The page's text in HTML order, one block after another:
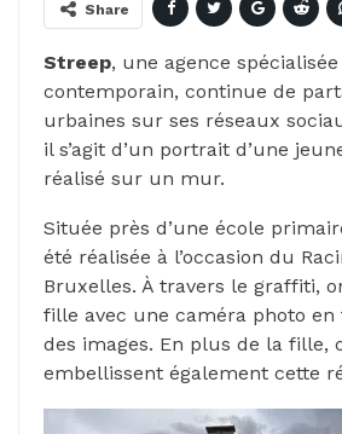
Share
Streep, une agence
contemporain, continue de
urbaines sur ses réseaux
il s’agit d’un portrait d’une
réalisé sur un mur.
Située près d’une école
été réalisée à l’occasion du
Bruxelles. À travers le graffiti,
fille avec une caméra photo
des images. En plus de la fille,
embellissent également cette